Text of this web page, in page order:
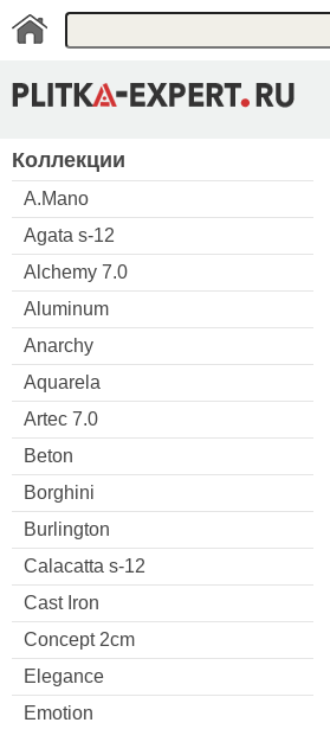
Коллекции
A.Mano
Agata s-12
Alchemy 7.0
Aluminum
Anarchy
Aquarela
Artec 7.0
Beton
Borghini
Burlington
Calacatta s-12
Cast Iron
Concept 2cm
Elegance
Emotion